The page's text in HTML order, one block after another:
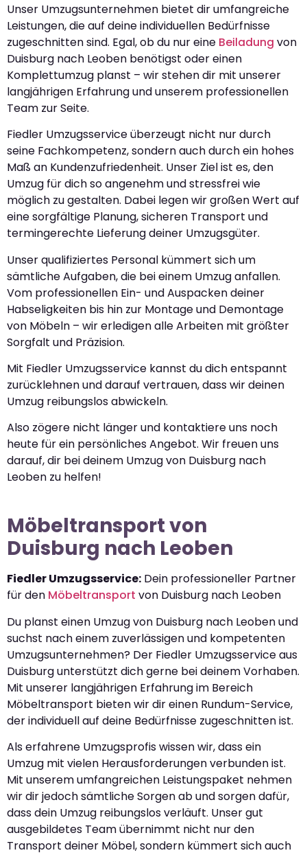
Unser Umzugsunternehmen bietet dir umfangreiche
Leistungen, die auf deine individuellen Bedürfnisse
zugeschnitten sind. Egal, ob du nur eine Beiladung von
Duisburg nach Leoben benötigst oder einen
Komplettumzug planst – wir stehen dir mit unserer
langjährigen Erfahrung und unserem professionellen
Team zur Seite.
Fiedler Umzugsservice überzeugt nicht nur durch
seine Fachkompetenz, sondern auch durch ein hohes
Maß an Kundenzufriedenheit. Unser Ziel ist es, den
Umzug für dich so angenehm und stressfrei wie
möglich zu gestalten. Dabei legen wir großen Wert auf
eine sorgfältige Planung, sicheren Transport und
termingerechte Lieferung deiner Umzugsgüter.
Unser qualifiziertes Personal kümmert sich um
sämtliche Aufgaben, die bei einem Umzug anfallen.
Vom professionellen Ein- und Auspacken deiner
Habseligkeiten bis hin zur Montage und Demontage
von Möbeln – wir erledigen alle Arbeiten mit größter
Sorgfalt und Präzision.
Mit Fiedler Umzugsservice kannst du dich entspannt
zurücklehnen und darauf vertrauen, dass wir deinen
Umzug reibungslos abwickeln.
Also zögere nicht länger und kontaktiere uns noch
heute für ein persönliches Angebot. Wir freuen uns
darauf, dir bei deinem Umzug von Duisburg nach
Leoben zu helfen!
Möbeltransport von
Duisburg nach Leoben
Fiedler Umzugsservice: Dein professioneller Partner
für den Möbeltransport von Duisburg nach Leoben
Du planst einen Umzug von Duisburg nach Leoben und
suchst nach einem zuverlässigen und kompetenten
Umzugsunternehmen? Der Fiedler Umzugsservice aus
Duisburg unterstützt dich gerne bei deinem Vorhaben.
Mit unserer langjährigen Erfahrung im Bereich
Möbeltransport bieten wir dir einen Rundum-Service,
der individuell auf deine Bedürfnisse zugeschnitten ist.
Als erfahrene Umzugsprofis wissen wir, dass ein
Umzug mit vielen Herausforderungen verbunden ist.
Mit unserem umfangreichen Leistungspaket nehmen
wir dir jedoch sämtliche Sorgen ab und sorgen dafür,
dass dein Umzug reibungslos verläuft. Unser gut
ausgebildetes Team übernimmt nicht nur den
Transport deiner Möbel, sondern kümmert sich auch